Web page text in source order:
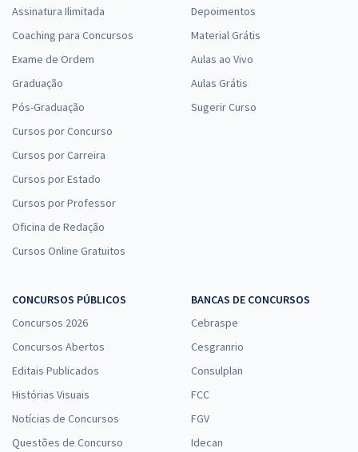
Assinatura Ilimitada
Coaching para Concursos
Exame de Ordem
Graduação
Pós-Graduação
Cursos por Concurso
Cursos por Carreira
Cursos por Estado
Cursos por Professor
Oficina de Redação
Cursos Online Gratuitos
Depoimentos
Material Grátis
Aulas ao Vivo
Aulas Grátis
Sugerir Curso
CONCURSOS PÚBLICOS
Concursos 2026
Concursos Abertos
Editais Publicados
Histórias Visuais
Notícias de Concursos
Questões de Concurso
BANCAS DE CONCURSOS
Cebraspe
Cesgranrio
Consulplan
FCC
FGV
Idecan